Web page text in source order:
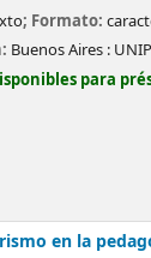
; Formato:
Buenos Aires :
para
en la